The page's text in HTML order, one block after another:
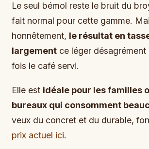
Le seul bémol reste le bruit du
fait normal pour cette gamme.
honnêtement, le résultat en
largement ce léger désagrément
fois le café servi.
Elle est idéale pour les familles
bureaux qui consomment
veux du concret et du durable,
prix actuel ici.